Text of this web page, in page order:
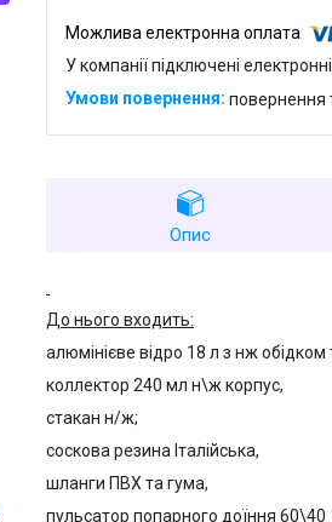
У компанії підключені
повернення
Опис
До нього входить:
алюмінієве відро 18 л з нж
коллектор 240 мл н\ж корпус,
стакан н/ж;
соскова резина Італійська,
шланги ПВХ та гума,
пульсатор попарного доїння 60\40